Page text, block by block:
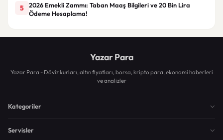
5
2026 Emekli Zammı: Taban Maaş Bilgileri ve 20 Bin Lira
Ödeme Hesaplama!
Yazar Para
Yazar Para - Döviz kurları, altın fiyatları, borsa, kripto para, ekonomi haberleri
ve analizler
Kategoriler
Servisler